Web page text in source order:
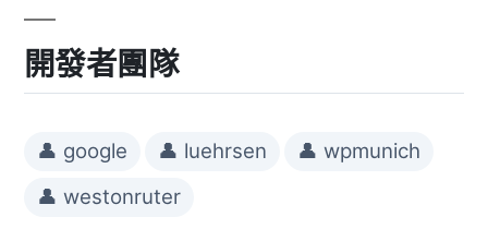
開發者團隊
👤 google 👤 luehrsen
👤 wpmunich
👤 westonruter